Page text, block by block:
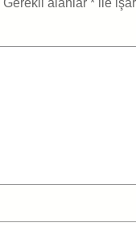
Gerekli alanlar * ile